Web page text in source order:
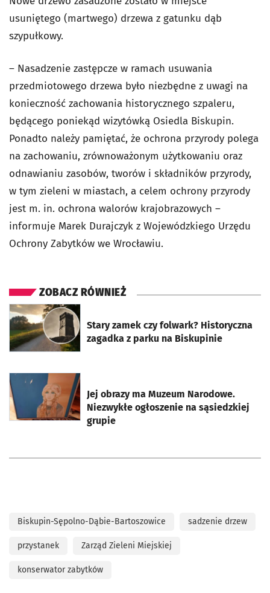
usuniętego (martwego) drzewa z gatunku dąb
szypułkowy.
– Nasadzenie zastępcze w ramach usuwania
przedmiotowego drzewa było niezbędne z uwagi na
konieczność zachowania historycznego szpaleru,
będącego poniekąd wizytówką Osiedla Biskupin.
Ponadto należy pamiętać, że ochrona przyrody polega
na zachowaniu, zrównoważonym użytkowaniu oraz
odnawianiu zasobów, tworów i składników przyrody,
w tym zieleni w miastach, a celem ochrony przyrody
jest m. in. ochrona walorów krajobrazowych –
informuje Marek Durajczyk z Wojewódzkiego Urzędu
Ochrony Zabytków we Wrocławiu.
ZOBACZ RÓWNIEŻ
Stary zamek czy folwark? Historyczna
zagadka z parku na Biskupinie
otworzy się w nowej karcie
Jej obrazy ma Muzeum Narodowe.
Niezwykłe ogłoszenie na sąsiedzkiej
grupie
otworzy się w nowej karcie
Biskupin-Sępolno-Dąbie-Bartoszowice sadzenie drzew
przystanek Zarząd Zieleni Miejskiej
konserwator zabytków